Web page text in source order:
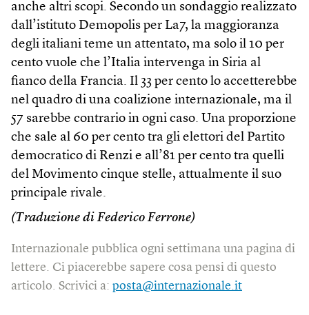
anche altri scopi. Secondo un sondaggio realizzato
dall’istituto Demopolis per La7, la maggioranza
degli italiani teme un attentato, ma solo il 10 per
cento vuole che l’Italia intervenga in Siria al
fianco della Francia. Il 33 per cento lo accetterebbe
nel quadro di una coalizione internazionale, ma il
57 sarebbe contrario in ogni caso. Una proporzione
che sale al 60 per cento tra gli elettori del Partito
democratico di Renzi e all’81 per cento tra quelli
del Movimento cinque stelle, attualmente il suo
principale rivale.
(Traduzione di Federico Ferrone)
Internazionale pubblica ogni settimana una pagina di
lettere. Ci piacerebbe sapere cosa pensi di questo
articolo. Scrivici a: posta@internazionale.it